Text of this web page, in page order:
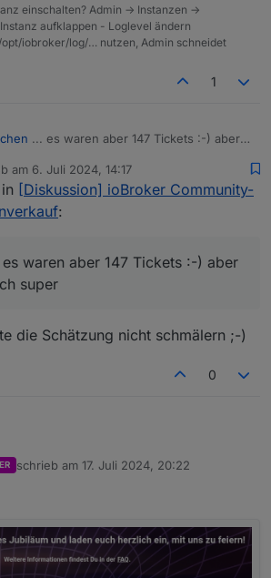
einschalten? Admin -> Instanzen ->
aufklappen - Loglevel ändern
iobroker/log/… nutzen, Admin schneidet
1
... es waren aber 147 Tickets :-) aber
am 6. Juli 2024, 14:17
editiert von
[Diskussion] ioBroker Community-
:
waren aber 147 Tickets :-) aber
super
die Schätzung nicht schmälern ;-)
0
schrieb am 17. Juli 2024, 20:22
zuletzt editiert von